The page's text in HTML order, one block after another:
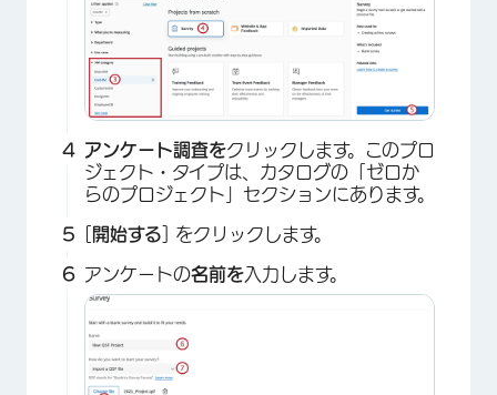
アンケート調査をクリックします。このプロ
ジェクト・タイプは、カタログの「ゼロか
らのプロジェクト」セクションにあります。
開始する ] をクリックします。
アンケートの名前を入力します。